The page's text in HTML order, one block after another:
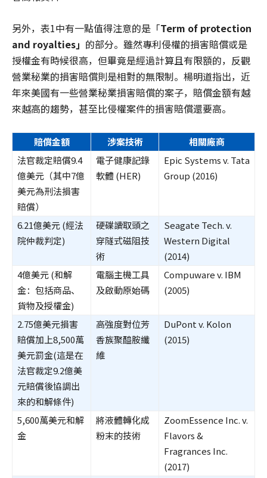
另外，表1中有一點值得注意的是「Term of protection
and royalties」 的部分。雖然專利侵權的損害賠償或是
授權金有時候很高，但畢竟是經過計算且有限額的，反觀
營業秘業的損害賠償則是相對的無限制。楊明道指出，近
年來美國有一些營業秘業損害賠償的案子，賠償金額有越
來越高的趨勢，甚至比侵權案件的損害賠償還要高。
賠償金額 涉案技術 相關廠商
法官裁定賠償9.4
億美元（其中7億
美元為刑法損害
賠償）
電子健康記錄
軟體 (HER)
Epic Systems v. Tata
Group (2016)
6.21億美元 (經法
院仲裁判定)
硬碟讀取頭之
穿隧式磁阻技
術
Seagate Tech. v.
Western Digital
(2014)
4億美元 (和解
金：包括商品、
貨物及授權金)
電腦主機工具
及啟動原始碼
Compuware v. IBM
(2005)
2.75億美元損害
賠償加上8,500萬
美元罰金(這是在
法官裁定9.2億美
元賠償後協調出
來的和解條件)
高強度對位芳
香族聚醯胺纖
維
DuPont v. Kolon
(2015)
5,600萬美元和解
金
將液體轉化成
粉末的技術
ZoomEssence Inc. v.
Flavors &
Fragrances Inc.
(2017)